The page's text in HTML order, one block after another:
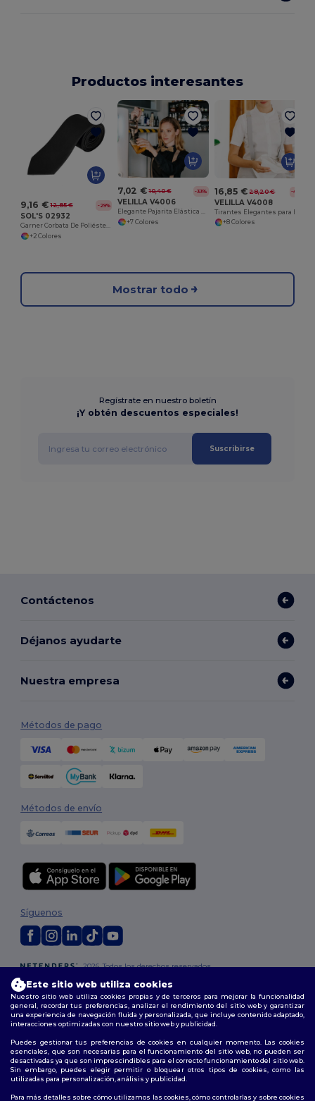
Productos interesantes
9,16 € 12,85 € -29%
SOL'S 02932
Garner Corbata De Poliéster Satinado
+2 Colores
7,02 € 10,40 € -33%
VELILLA V4006
Elegante Pajarita Elástica para Bartender Velilla
+7 Colores
16,85 € 28,20 € -40%
VELILLA V4008
+8 Colores
Mostrar todo
Regístrate en nuestro boletín
¡Y obtén descuentos especiales!
Suscribirse
Contáctenos
Déjanos ayudarte
Nuestra empresa
Métodos de pago
Métodos de envío
2026. Todos los derechos reservados
Términos y Condiciones
|Política de personalización
Privacidad|Política de Cookies| Mapa del sitio
Síguenos
Madrid| Barcelona | Valencia|Seville| Zaragoza
Este sitio web utiliza cookies
Nuestro sitio web utiliza cookies propias y de terceros para mejorar la funcionalidad
general, recordar tus preferencias, analizar el rendimiento del sitio web y garantizar
una experiencia de navegación fluida y personalizada, que incluye contenido adaptado,
interacciones optimizadas con nuestro sitio web y publicidad.
Puedes gestionar tus preferencias de cookies en cualquier momento. Las cookies
esenciales, que son necesarias para el funcionamiento del sitio web, no pueden ser
desactivadas ya que son imprescindibles para el correcto funcionamiento del sitio web.
Sin embargo, puedes elegir permitir o bloquear otros tipos de cookies, como las
utilizadas para personalización, análisis y publicidad.
Para más detalles sobre cómo utilizamos las cookies, cómo controlarlas y sobre cookies